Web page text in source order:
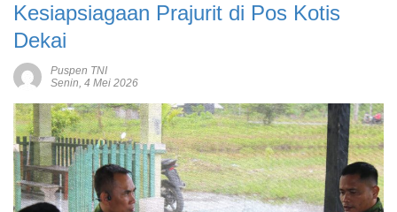
Kesiapsiagaan Prajurit di Pos Kotis
Dekai
Puspen TNI
Senin, 4 Mei 2026